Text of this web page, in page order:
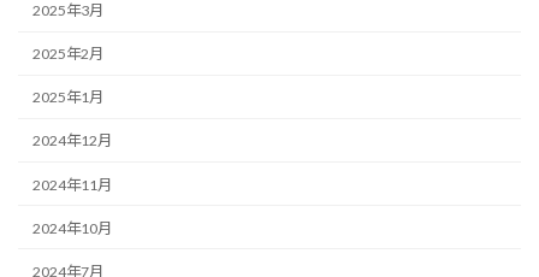
2025年3月
2025年2月
2025年1月
2024年12月
2024年11月
2024年10月
2024年7月